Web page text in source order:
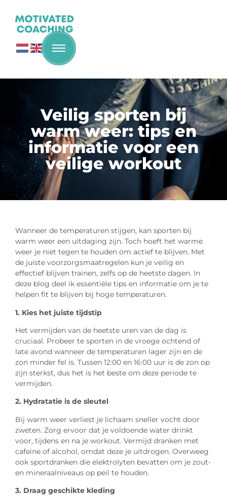
Veilig sporten bij
warm weer: tips en
informatie voor een
veilige workout
Wanneer de temperaturen stijgen, kan sporten bij
warm weer een uitdaging zijn. Toch hoeft het warme
weer je niet tegen te houden om actief te blijven. Met
de juiste voorzorgsmaatregelen kun je veilig en
effectief blijven trainen, zelfs op de heetste dagen. In
deze blog deel ik essentiële tips en informatie om je te
helpen fit te blijven bij hoge temperaturen.
1. Kies het juiste tijdstip
Het vermijden van de heetste uren van de dag is
cruciaal. Probeer te sporten in de vroege ochtend of
late avond wanneer de temperaturen lager zijn en de
zon minder fel is. Tussen 12:00 en 16:00 uur is de zon op
zijn sterkst, dus het is het beste om deze periode te
vermijden.
2. Hydratatie is de sleutel
Bij warm weer verliest je lichaam sneller vocht door
zweten. Zorg ervoor dat je voldoende water drinkt
voor, tijdens en na je workout. Vermijd dranken met
cafeïne of alcohol, omdat deze je uitdrogen. Overweeg
ook sportdranken die elektrolyten bevatten om je zout-
en mineraalniveaus op peil te houden.
3. Draag geschikte kleding